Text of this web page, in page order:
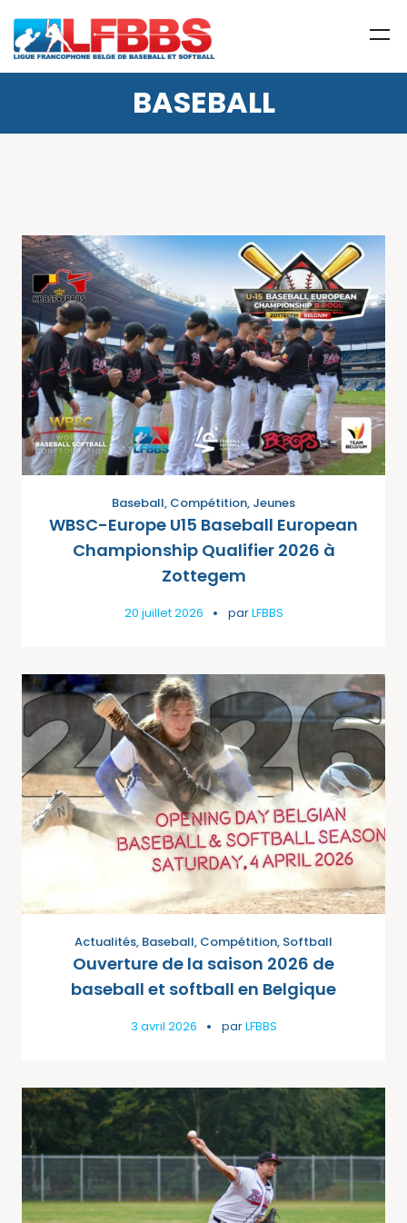
BASEBALL
Baseball, Compétition, Jeunes
WBSC-Europe U15 Baseball European
Championship Qualifier 2026 à
Zottegem
20 juillet 2026 parLFBBS
Actualités, Baseball, Compétition, Softball
Ouverture de la saison 2026 de
baseball et softball en Belgique
3 avril 2026 parLFBBS